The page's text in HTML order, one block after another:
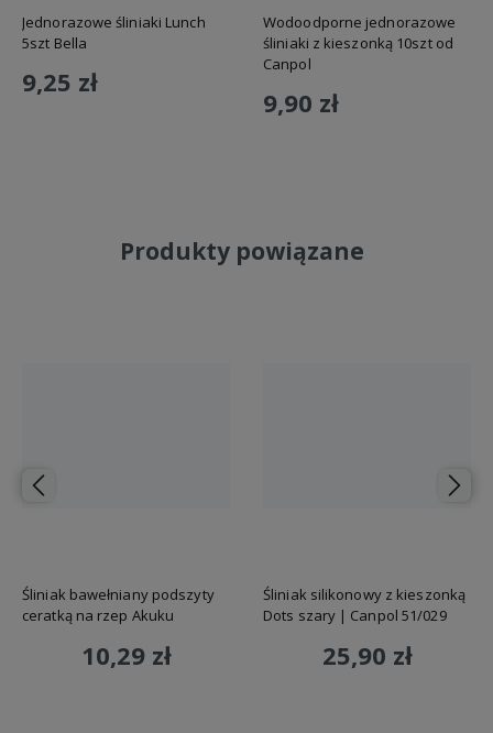
Jednorazowe śliniaki Lunch
5szt Bella
9,25 zł
Wodoodporne jednorazowe
śliniaki z kieszonką 10szt od
Canpol
9,90 zł
Produkty powiązane
Śliniak bawełniany podszyty
ceratką na rzep Akuku
10,29 zł
Śliniak silikonowy z kieszonką
Dots szary | Canpol 51/029
25,90 zł